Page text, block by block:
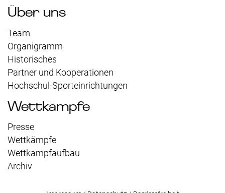
Über uns
Team
Organigramm
Historisches
Partner und Kooperationen
Hochschul-Sporteinrichtungen
Wettkämpfe
Presse
Wettkämpfe
Wettkampfaufbau
Archiv